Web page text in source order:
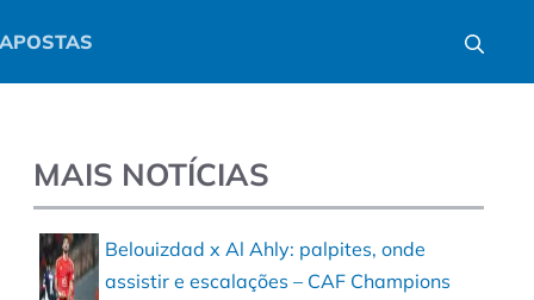
MAIS NOTÍCIAS
Belouizdad x Al Ahly: palpites, onde
assistir e escalações – CAF Champions